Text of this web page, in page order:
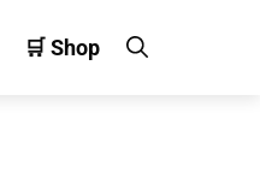
🛒 Shop